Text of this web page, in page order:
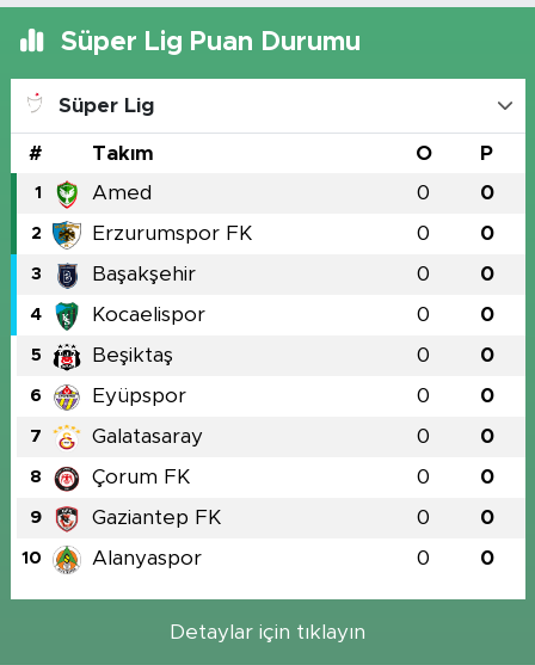
Süper Lig Puan Durumu
Süper Lig
# Takım O P
1 Amed 0 0
2 Erzurumspor FK 0 0
3 Başakşehir 0 0
4 Kocaelispor 0 0
5 Beşiktaş 0 0
6 Eyüpspor 0 0
7 Galatasaray 0 0
8 Çorum FK 0 0
9 Gaziantep FK 0 0
10 Alanyaspor 0 0
Detaylar için tıklayın